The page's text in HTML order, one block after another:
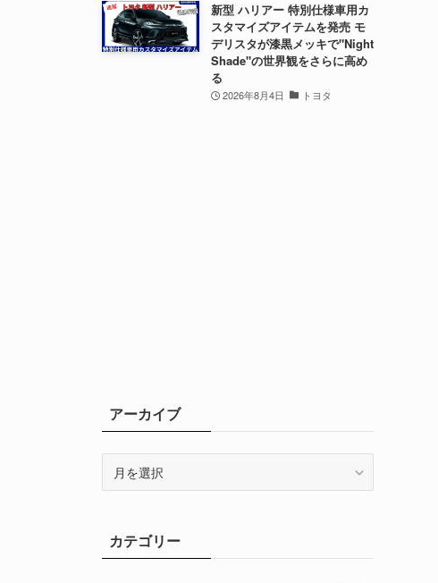
新型 ハリアー 特別仕様車用カ
スタマイズアイテムを発売 モ
デリスタが漆黒メッキで"Night
Shade"の世界観をさらに高め
る
2026年8月4日 トヨタ
アーカイブ
ブカテゴリー